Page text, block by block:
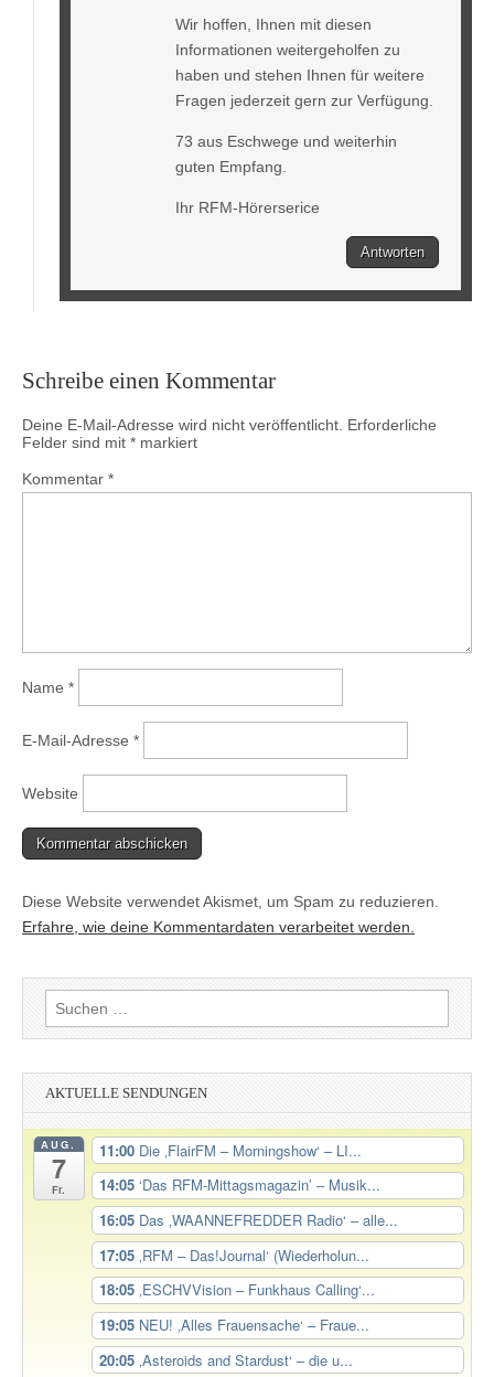
Wir hoffen, Ihnen mit diesen
Informationen weitergeholfen zu
haben und stehen Ihnen für weitere
Fragen jederzeit gern zur Verfügung.
73 aus Eschwege und weiterhin
guten Empfang.
Ihr RFM-Hörerserice
Antworten
Schreibe einen Kommentar
Deine E-Mail-Adresse wird nicht veröffentlicht. Erforderliche
Felder sind mit * markiert
Kommentar *
Name *
E-Mail-Adresse *
Website
Diese Website verwendet Akismet, um Spam zu reduzieren.
Erfahre, wie deine Kommentardaten verarbeitet werden.
Suchen
nach:
AKTUELLE SENDUNGEN
AUG.
7
Fr.
11:00 Die ‚FlairFM – Morningshow‘ – LI...
14:05 ‘Das RFM-Mittagsmagazin’ – Musik...
16:05 Das ‚WAANNEFREDDER Radio‘ – alle...
17:05 ‚RFM – Das!Journal‘ (Wiederholun...
18:05 ‚ESCHVVision – Funkhaus Calling‘...
19:05 NEU! ‚Alles Frauensache‘ – Fraue...
20:05 ‚Asteroids and Stardust‘ – die u...